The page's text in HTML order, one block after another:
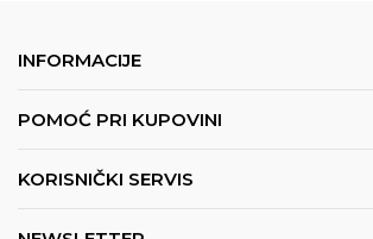
INFORMACIJE
POMOĆ PRI KUPOVINI
KORISNIČKI SERVIS